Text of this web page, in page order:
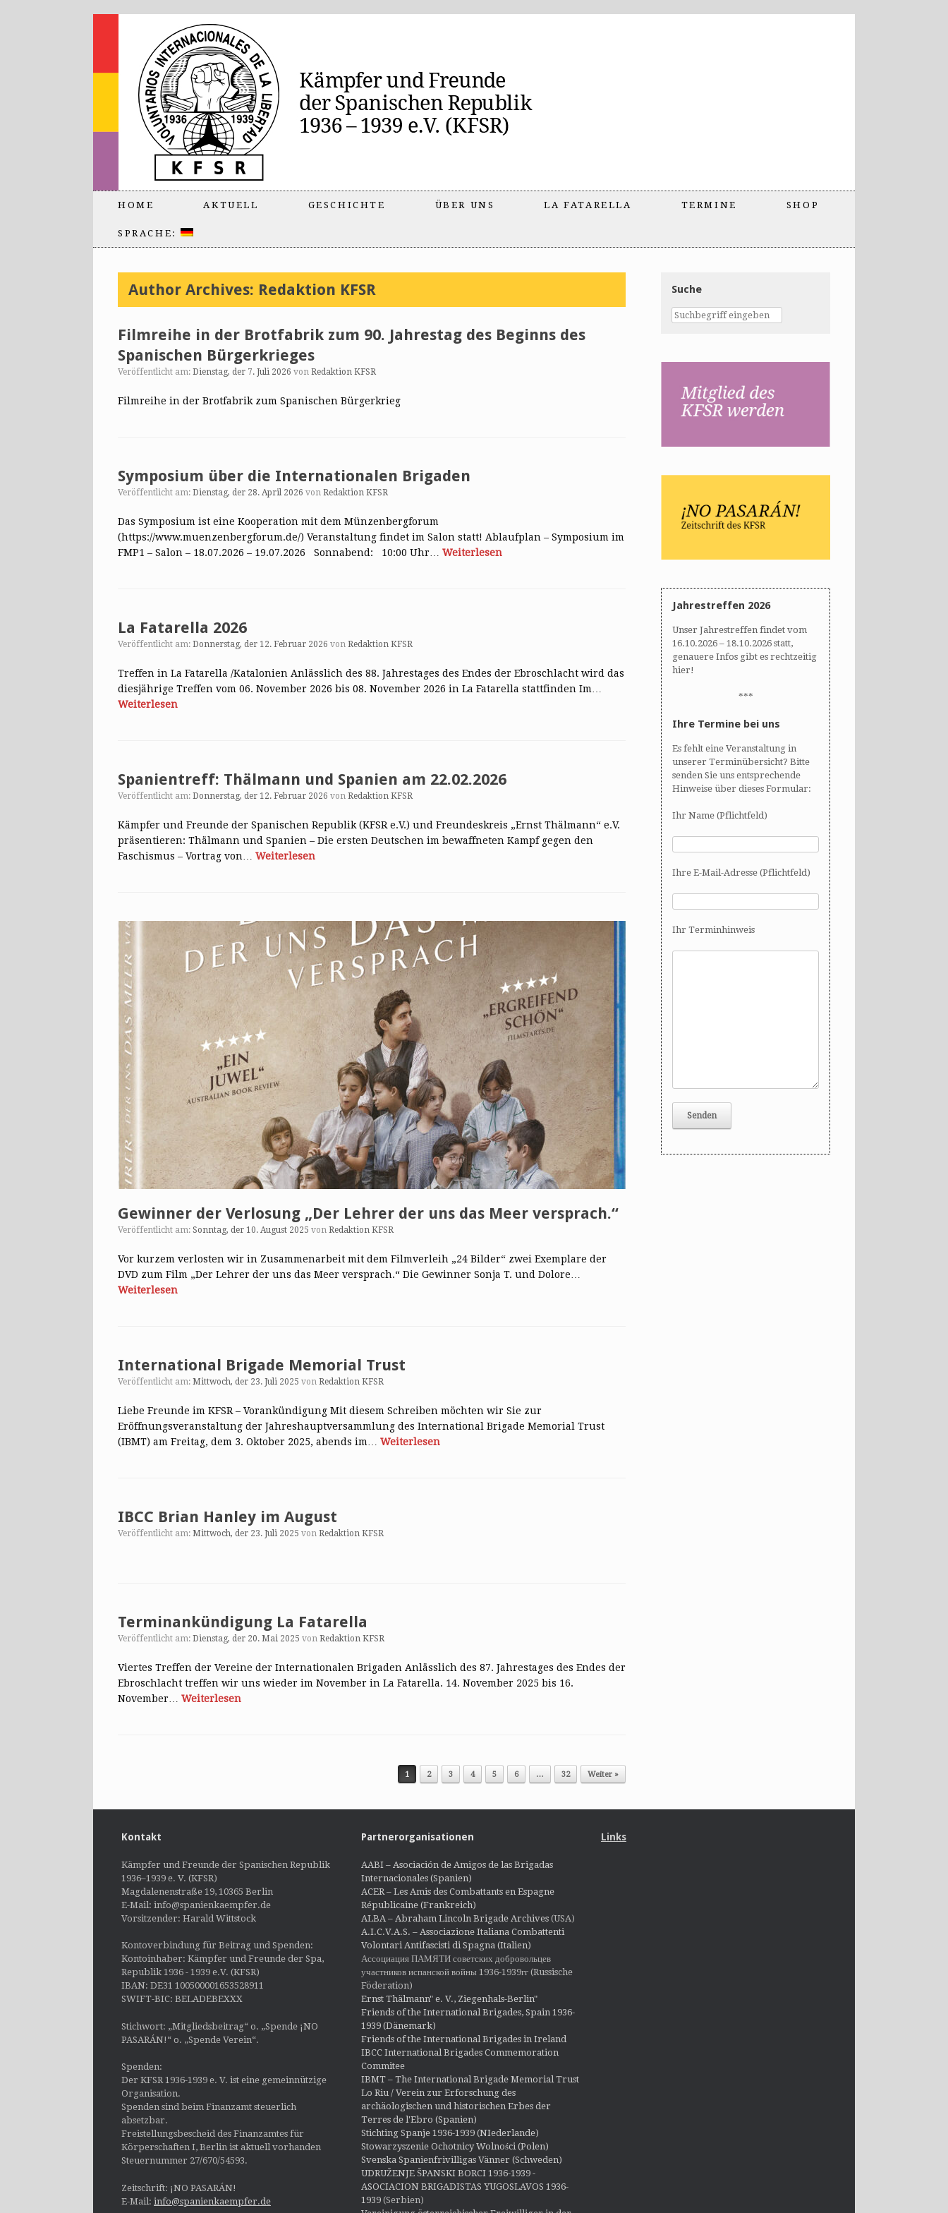
HOME AKTUELL GESCHICHTE ÜBER UNS LA FATARELLA TERMINE SHOP
SPRACHE:
Author Archives: Redaktion KFSR
Filmreihe in der Brotfabrik zum 90. Jahrestag des Beginns des
Spanischen Bürgerkrieges
Veröffentlicht am: Dienstag, der 7. Juli 2026 von Redaktion KFSR
Filmreihe in der Brotfabrik zum Spanischen Bürgerkrieg
Symposium über die Internationalen Brigaden
Veröffentlicht am: Dienstag, der 28. April 2026 von Redaktion KFSR
Das Symposium ist eine Kooperation mit dem Münzenbergforum
(https://www.muenzenbergforum.de/) Veranstaltung findet im Salon statt! Ablaufplan – Symposium im
FMP1 – Salon – 18.07.2026 – 19.07.2026 Sonnabend: 10:00 Uhr… Weiterlesen
La Fatarella 2026
Veröffentlicht am: Donnerstag, der 12. Februar 2026 von Redaktion KFSR
Treffen in La Fatarella /Katalonien Anlässlich des 88. Jahrestages des Endes der Ebroschlacht wird das
diesjährige Treffen vom 06. November 2026 bis 08. November 2026 in La Fatarella stattfinden Im…
Weiterlesen
Spanientreff: Thälmann und Spanien am 22.02.2026
Veröffentlicht am: Donnerstag, der 12. Februar 2026 von Redaktion KFSR
Kämpfer und Freunde der Spanischen Republik (KFSR e.V.) und Freundeskreis „Ernst Thälmann“ e.V.
präsentieren: Thälmann und Spanien – Die ersten Deutschen im bewaffneten Kampf gegen den
Faschismus – Vortrag von… Weiterlesen
Gewinner der Verlosung „Der Lehrer der uns das Meer versprach.“
Veröffentlicht am: Sonntag, der 10. August 2025 von Redaktion KFSR
Vor kurzem verlosten wir in Zusammenarbeit mit dem Filmverleih „24 Bilder“ zwei Exemplare der
DVD zum Film „Der Lehrer der uns das Meer versprach.“ Die Gewinner Sonja T. und Dolore…
Weiterlesen
International Brigade Memorial Trust
Veröffentlicht am: Mittwoch, der 23. Juli 2025 von Redaktion KFSR
Liebe Freunde im KFSR – Vorankündigung Mit diesem Schreiben möchten wir Sie zur
Eröffnungsveranstaltung der Jahreshauptversammlung des International Brigade Memorial Trust
(IBMT) am Freitag, dem 3. Oktober 2025, abends im… Weiterlesen
IBCC Brian Hanley im August
Veröffentlicht am: Mittwoch, der 23. Juli 2025 von Redaktion KFSR
Terminankündigung La Fatarella
Veröffentlicht am: Dienstag, der 20. Mai 2025 von Redaktion KFSR
Viertes Treffen der Vereine der Internationalen Brigaden Anlässlich des 87. Jahrestages des Endes der
Ebroschlacht treffen wir uns wieder im November in La Fatarella. 14. November 2025 bis 16.
November… Weiterlesen
1 2 3 4 5 6 … 32 Weiter »
Suche
Jahrestreffen 2026
Unser Jahrestreffen findet vom
16.10.2026 – 18.10.2026 statt,
genauere Infos gibt es rechtzeitig
hier!
***
Ihre Termine bei uns
Es fehlt eine Veranstaltung in
unserer Terminübersicht? Bitte
senden Sie uns entsprechende
Hinweise über dieses Formular:
Ihr Name (Pflichtfeld)
Ihre E-Mail-Adresse (Pflichtfeld)
Ihr Terminhinweis
Kontakt
Kämpfer und Freunde der Spanischen Republik
1936–1939 e. V. (KFSR)
Magdalenenstraße 19, 10365 Berlin
E-Mail: info@spanienkaempfer.de
Vorsitzender: Harald Wittstock
Kontoverbindung für Beitrag und Spenden:
Kontoinhaber: Kämpfer und Freunde der Spa,
Republik 1936 - 1939 e.V. (KFSR)
IBAN: DE31 100500001653528911
SWIFT-BIC: BELADEBEXXX
Stichwort: „Mitgliedsbeitrag“ o. „Spende ¡NO
PASARÁN!“ o. „Spende Verein“.
Spenden:
Der KFSR 1936-1939 e. V. ist eine gemeinnützige
Organisation.
Spenden sind beim Finanzamt steuerlich
absetzbar.
Freistellungsbescheid des Finanzamtes für
Körperschaften I, Berlin ist aktuell vorhanden
Steuernummer 27/670/54593.
Zeitschrift: ¡NO PASARÁN!
E-Mail: info@spanienkaempfer.de
Partnerorganisationen
AABI – Asociación de Amigos de las Brigadas
Internacionales (Spanien)
ACER – Les Amis des Combattants en Espagne
Républicaine (Frankreich)
ALBA – Abraham Lincoln Brigade Archives(USA)
A.I.C.V.A.S. – Associazione Italiana Combattenti
Volontari Antifascisti di Spagna (Italien)
Ассоциация ПАМЯТИ советских добровольцев
участников испанской войны 1936-1939гг (Russische
Föderation)
Ernst Thälmann" e. V., Ziegenhals-Berlin"
Friends of the International Brigades, Spain 1936-
1939 (Dänemark)
Friends of the International Brigades in Ireland
IBCC International Brigades Commemoration
Commitee
IBMT – The International Brigade Memorial Trust
Lo Riu / Verein zur Erforschung des
archäologischen und historischen Erbes der
Terres de l'Ebro (Spanien)
Stichting Spanje 1936-1939 (NIederlande)
Stowarzyszenie Ochotnicy Wolności (Polen)
Svenska Spanienfrivilligas Vänner (Schweden)
UDRUŽENJE ŠPANSKI BORCI 1936-1939 -
ASOCIACION BRIGADISTAS YUGOSLAVOS 1936-
1939(Serbien)
Links